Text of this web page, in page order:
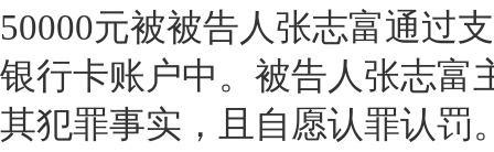
50000元被被告人张志富通过
银行卡账户中。被告人张志富
其犯罪事实，且自愿认罪认罚